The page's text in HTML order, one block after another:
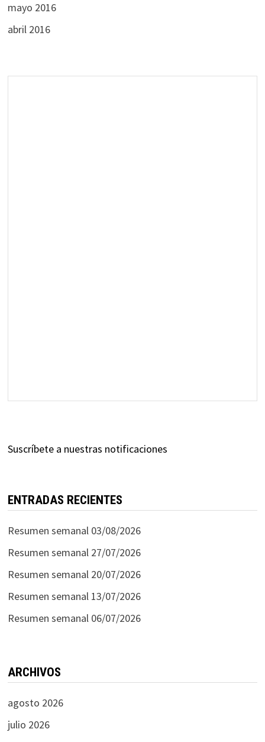
mayo 2016
abril 2016
Suscríbete a nuestras notificaciones
ENTRADAS RECIENTES
Resumen semanal 03/08/2026
Resumen semanal 27/07/2026
Resumen semanal 20/07/2026
Resumen semanal 13/07/2026
Resumen semanal 06/07/2026
ARCHIVOS
agosto 2026
julio 2026